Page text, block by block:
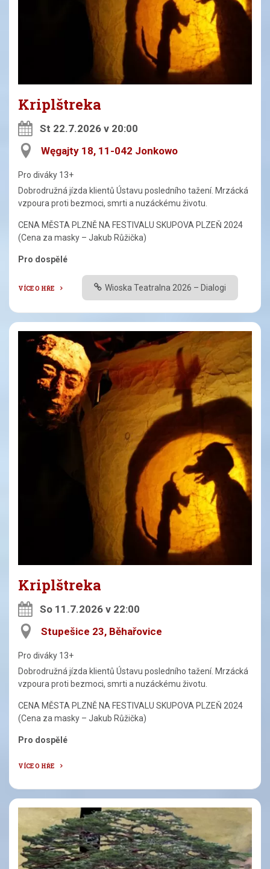
Kriplštreka
St 22.7.2026 v 20:00
Węgajty 18, 11-042 Jonkowo
Pro diváky 13+
Dobrodružná jízda klientů Ústavu posledního tažení. Mrzácká
vzpoura proti bezmoci, smrti a nuzáckému životu.
CENA MĚSTA PLZNĚ NA FESTIVALU SKUPOVA PLZEŇ 2024
(Cena za masky – Jakub Růžička)
Pro dospělé
VÍCE O HŘE Wioska Teatralna 2026 – Dialogi
Kriplštreka
So 11.7.2026 v 22:00
Stupešice 23, Běhařovice
Pro diváky 13+
Dobrodružná jízda klientů Ústavu posledního tažení. Mrzácká
vzpoura proti bezmoci, smrti a nuzáckému životu.
CENA MĚSTA PLZNĚ NA FESTIVALU SKUPOVA PLZEŇ 2024
(Cena za masky – Jakub Růžička)
Pro dospělé
VÍCE O HŘE